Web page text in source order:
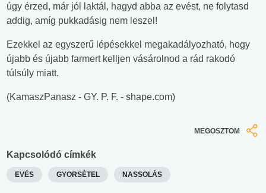
úgy érzed, már jól laktál, hagyd abba az evést, ne folytasd
addig, amíg pukkadásig nem leszel!
Ezekkel az egyszerű lépésekkel megakadályozható, hogy
újabb és újabb farmert kelljen vásárolnod a rád rakodó
túlsúly miatt.
(KamaszPanasz - GY. P. F. - shape.com)
MEGOSZTOM
Kapcsolódó címkék
EVÉS GYORSÉTEL NASSOLÁS